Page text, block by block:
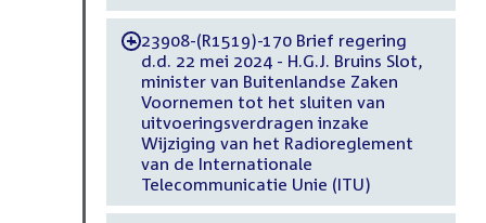
-23908-(R1519)-170 Brief regering
d.d. 22 mei 2024 - H.G.J. Bruins Slot,
minister van Buitenlandse Zaken
Voornemen tot het sluiten van
uitvoeringsverdragen inzake
Wijziging van het Radioreglement
van de Internationale
Telecommunicatie Unie (ITU)